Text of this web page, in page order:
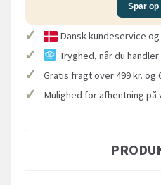
Spar op
✓ Dansk kundeservice
✓ Tryghed, når du handler
✓ Gratis fragt over 499 kr. og
✓ Mulighed for afhentning på